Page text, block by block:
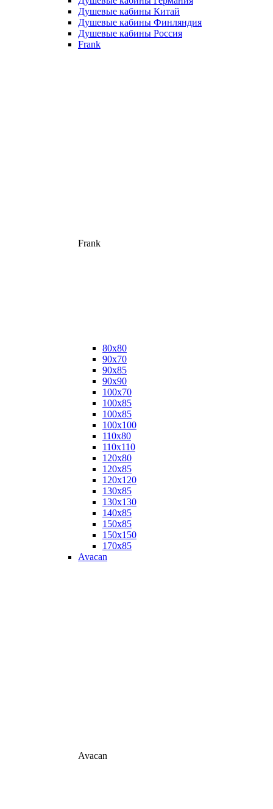
Душевые кабины Китай
Душевые кабины Финляндия
Душевые кабины Россия
Frank
Frank
80х80
90х70
90х85
90х90
100х70
100х85
100х85
100х100
110х80
110х110
120х80
120х85
120х120
130х85
130х130
140х85
150х85
150х150
170х85
Avacan
Avacan